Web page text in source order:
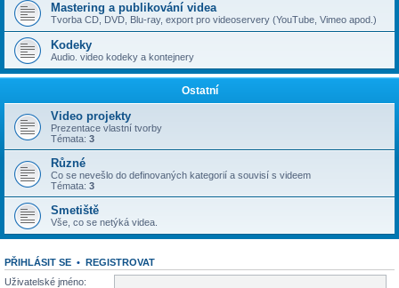
Mastering a publikování videa
Tvorba CD, DVD, Blu-ray, export pro videoservery (YouTube, Vimeo apod.)
Kodeky
Audio. video kodeky a kontejnery
Ostatní
Video projekty
Prezentace vlastní tvorby
Témata: 3
Různé
Co se nevešlo do definovaných kategorií a souvisí s videem
Témata: 3
Smetiště
Vše, co se netýká videa.
PŘIHLÁSIT SE • REGISTROVAT
Uživatelské jméno: